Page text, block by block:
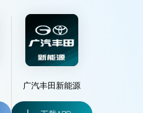
广汽丰田新能源